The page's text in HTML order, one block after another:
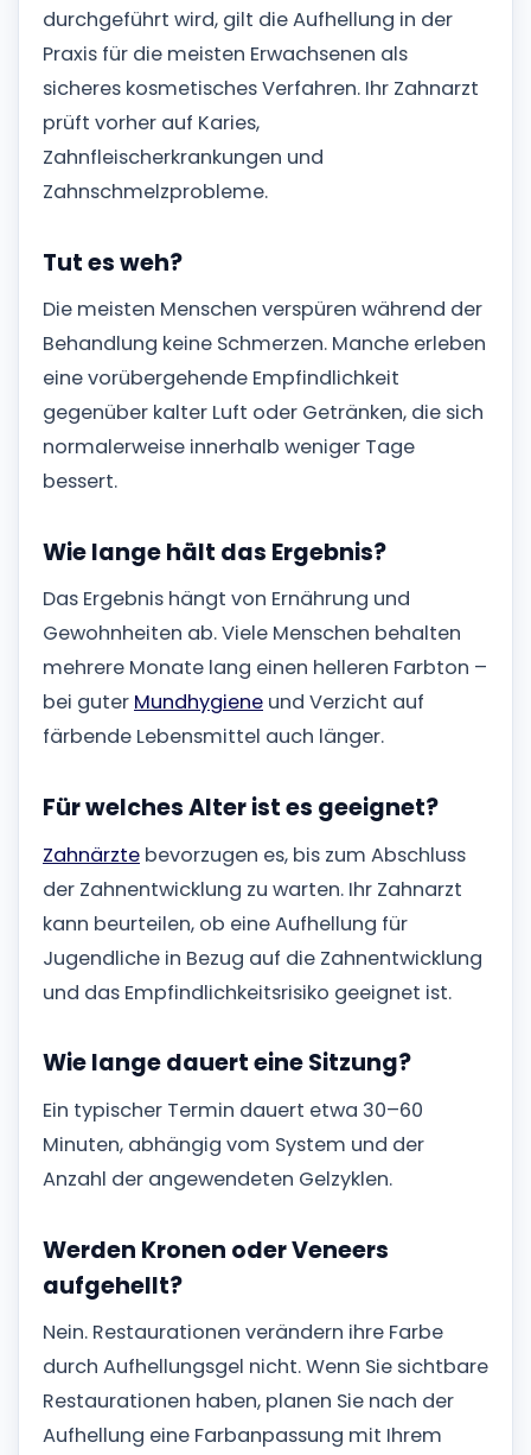
durchgeführt wird, gilt die Aufhellung in der
Praxis für die meisten Erwachsenen als
sicheres kosmetisches Verfahren. Ihr Zahnarzt
prüft vorher auf Karies,
Zahnfleischerkrankungen und
Zahnschmelzprobleme.
Tut es weh?
Die meisten Menschen verspüren während der
Behandlung keine Schmerzen. Manche erleben
eine vorübergehende Empfindlichkeit
gegenüber kalter Luft oder Getränken, die sich
normalerweise innerhalb weniger Tage
bessert.
Wie lange hält das Ergebnis?
Das Ergebnis hängt von Ernährung und
Gewohnheiten ab. Viele Menschen behalten
mehrere Monate lang einen helleren Farbton –
bei guter Mundhygiene und Verzicht auf
färbende Lebensmittel auch länger.
Für welches Alter ist es geeignet?
Zahnärzte bevorzugen es, bis zum Abschluss
der Zahnentwicklung zu warten. Ihr Zahnarzt
kann beurteilen, ob eine Aufhellung für
Jugendliche in Bezug auf die Zahnentwicklung
und das Empfindlichkeitsrisiko geeignet ist.
Wie lange dauert eine Sitzung?
Ein typischer Termin dauert etwa 30–60
Minuten, abhängig vom System und der
Anzahl der angewendeten Gelzyklen.
Werden Kronen oder Veneers
aufgehellt?
Nein. Restaurationen verändern ihre Farbe
durch Aufhellungsgel nicht. Wenn Sie sichtbare
Restaurationen haben, planen Sie nach der
Aufhellung eine Farbanpassung mit Ihrem